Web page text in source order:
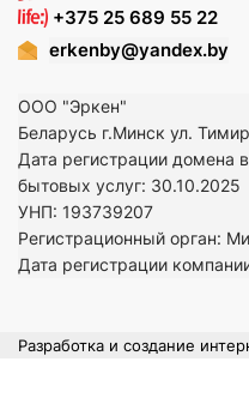
+375 25 689 55 22
erkenby@yandex.by
ООО "Эркен"
Беларусь г.Минск ул.
Дата регистрации домена
бытовых услуг: 30.10.2025
УНП: 193739207
Регистрационный орган:
Дата регистрации
Разработка и создание